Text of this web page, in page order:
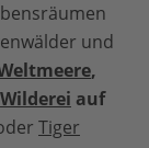
und
,
Wilderei auf
Tiger